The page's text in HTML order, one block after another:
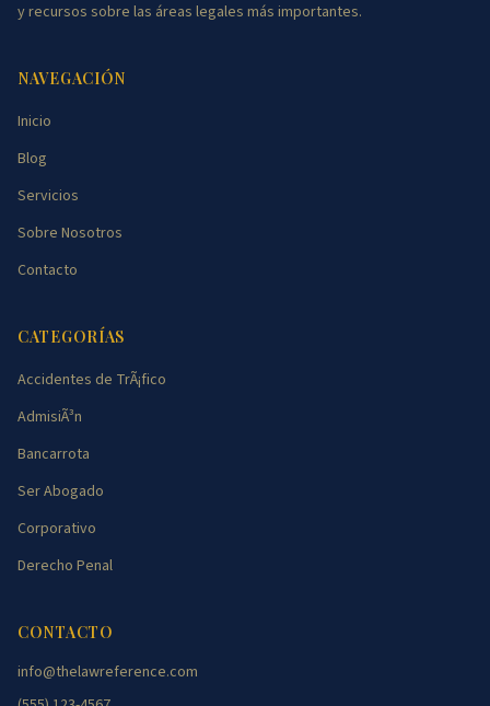
y recursos sobre las áreas legales más importantes.
NAVEGACIÓN
Inicio
Blog
Servicios
Sobre Nosotros
Contacto
CATEGORÍAS
Accidentes de TrÃ¡fico
AdmisiÃ³n
Bancarrota
Ser Abogado
Corporativo
Derecho Penal
CONTACTO
info@thelawreference.com